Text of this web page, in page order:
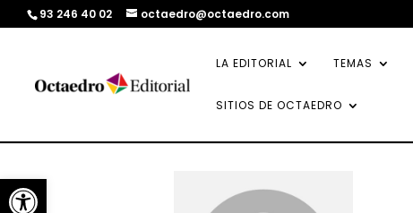
Abrir barra de herramientas
93 246 40 02 octaedro@octaedro.com
LA EDITORIAL TEMAS
SITIOS DE OCTAEDRO